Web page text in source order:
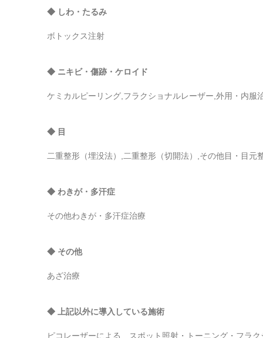
◆ しわ・たるみ
ボトックス注射
◆ ニキビ・傷跡・ケロイド
ケミカルピーリング,フラクショナルレーザー,外用・内服
◆ 目
二重整形（埋没法）,二重整形（切開法）,その他目・目元
◆ わきが・多汗症
その他わきが・多汗症治療
◆ その他
あざ治療
◆ 上記以外に導入している施術
ピコレーザーによる スポット照射・トーニング・フラク